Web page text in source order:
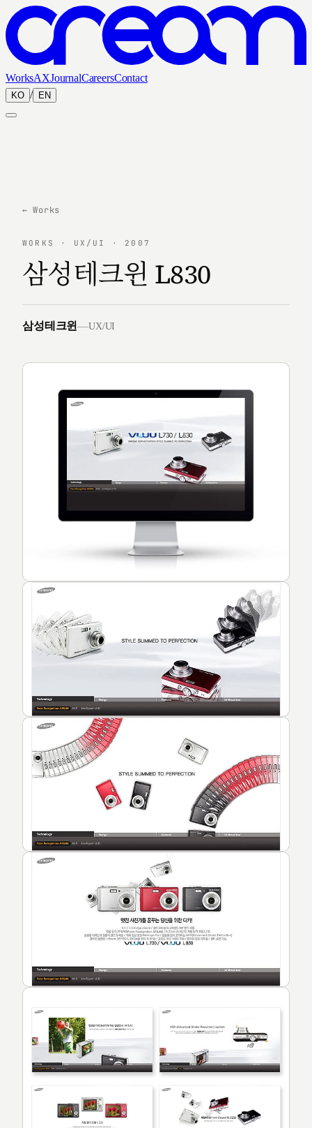
WorksAXJournalCareersContact
KO / EN
← Works
WORKS · UX/UI · 2007
삼성테크윈 L830
삼성테크윈—UX/UI